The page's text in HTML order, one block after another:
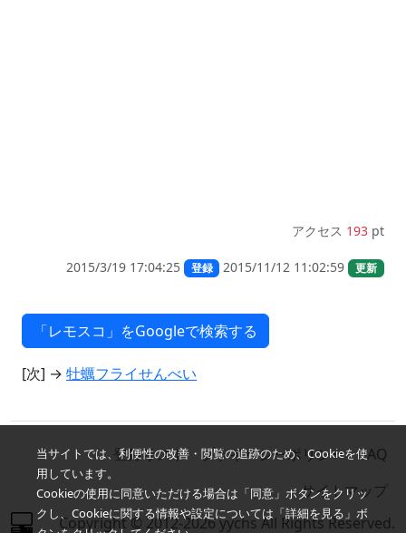
アクセス 193 pt
2015/3/19 17:04:25 登録 2015/11/12 11:02:59 更新
[次] → 牡蠣フライせんべい
当サイトでは、利便性の改善・閲覧の追跡のため、Cookieを使
用しています。
Cookieの使用に同意いただける場合は「同意」ボタンをクリッ
クし、Cookieに関する情報や設定については「詳細を見る」ボ
登録リスト プライバシーポリシー
FAQ
サイトマップ
Copyright © 2012-2026 yychs All Rights Reserved.